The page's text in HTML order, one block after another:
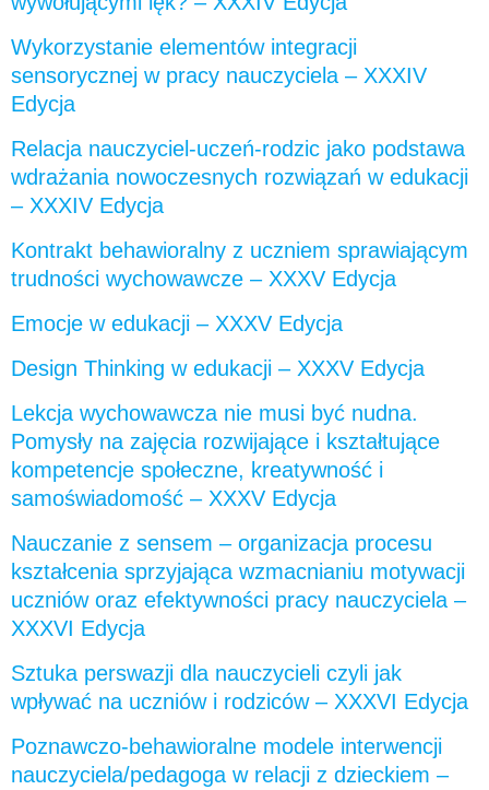
Wykorzystanie elementów integracji
sensorycznej w pracy nauczyciela – XXXIV
Edycja
Relacja nauczyciel-uczeń-rodzic jako podstawa
wdrażania nowoczesnych rozwiązań w edukacji
– XXXIV Edycja
Kontrakt behawioralny z uczniem sprawiającym
trudności wychowawcze – XXXV Edycja
Emocje w edukacji – XXXV Edycja
Design Thinking w edukacji – XXXV Edycja
Lekcja wychowawcza nie musi być nudna.
Pomysły na zajęcia rozwijające i kształtujące
kompetencje społeczne, kreatywność i
samoświadomość – XXXV Edycja
Nauczanie z sensem – organizacja procesu
kształcenia sprzyjająca wzmacnianiu motywacji
uczniów oraz efektywności pracy nauczyciela –
XXXVI Edycja
Sztuka perswazji dla nauczycieli czyli jak
wpływać na uczniów i rodziców – XXXVI Edycja
Poznawczo-behawioralne modele interwencji
nauczyciela/pedagoga w relacji z dzieckiem –